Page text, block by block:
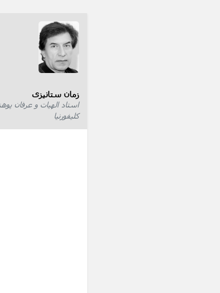
زمان ستانیزی
استاد الهیات و عرفان
کلیفورنیا